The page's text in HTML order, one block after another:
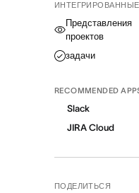
Представления
проектов
задачи
RECOMMENDED
Slack
JIRA Cloud
ПОДЕЛИТЬСЯ